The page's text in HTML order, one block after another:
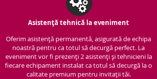
Asistență tehnică la eveniment
Oferim asistență permanentă, asigurată de echipa
noastră pentru ca totul să decurgă perfect. La
eveniment vor fi prezenți 2 asistenți și tehnicieni la
fiecare echipament instalat ca totul să decurgă la o
calitate premium pentru invitații tăi.